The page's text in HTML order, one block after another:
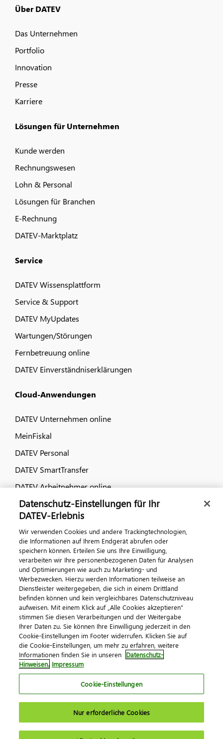
Über DATEV
Das Unternehmen
Portfolio
Innovation
Presse
Karriere
Lösungen für Unternehmen
Kunde werden
Rechnungswesen
Lohn & Personal
Lösungen für Branchen
E-Rechnung
DATEV-Marktplatz
Service
DATEV Wissensplattform
Service & Support
DATEV MyUpdates
Wartungen/Störungen
Fernbetreuung online
DATEV Einverständniserklärungen
Cloud-Anwendungen
DATEV Unternehmen online
MeinFiskal
DATEV Personal
DATEV SmartTransfer
DATEV Arbeitnehmer online
Dialog & Medien
Veranstaltungen
DATEV magazin
DATEV-Community
DATEV-Newsletter
Kontaktieren Sie uns
© 2026 DATEV eG
ImpressumDatenschutzAGBKontakt
Cookie-Einstellungen
Datenschutz-Einstellungen für Ihr
DATEV-Erlebnis
Wir verwenden Cookies und andere Trackingtechnologien,
die Informationen auf Ihrem Endgerät abrufen oder
speichern können. Erteilen Sie uns Ihre Einwilligung,
verarbeiten wir Ihre personenbezogenen Daten für Analysen
und Optimierungen wie auch zu Marketing- und
Werbezwecken. Hierzu werden Informationen teilweise an
Dienstleister weitergegeben, die sich in einem Drittland
befinden können und kein vergleichbares Datenschutzniveau
aufweisen. Mit einem Klick auf „Alle Cookies akzeptieren"
stimmen Sie diesen Verarbeitungen und der Weitergabe
Ihrer Daten zu. Sie können Ihre Einwilligung jederzeit in den
Cookie-Einstellungen im Footer widerrufen. Klicken Sie auf
die Cookie-Einstellungen, um mehr zu erfahren, weitere
Informationen finden Sie in unseren Datenschutz-
Hinweisen. Impressum
Cookie-Einstellungen
Nur erforderliche Cookies